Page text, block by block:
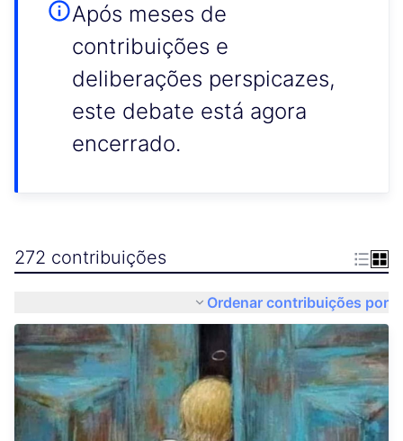
Após meses de
contribuições e
deliberações perspicazes,
este debate está agora
encerrado.
272 contribuições
Ordenar contribuições por